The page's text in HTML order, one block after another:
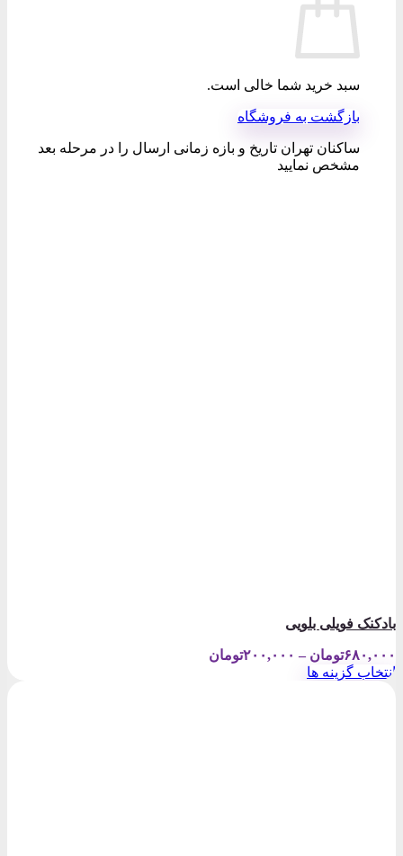
سبد خرید شما خالی است.
بازگشت به فروشگاه
ساکنان تهران تاریخ و بازه زمانی ارسال را در مرحله بعد
مشخص نمایید
بادکنک فویلی بلویی
۶۸۰,۰۰۰تومان – ۲۰۰,۰۰۰تومان
انتخاب گزینه ها